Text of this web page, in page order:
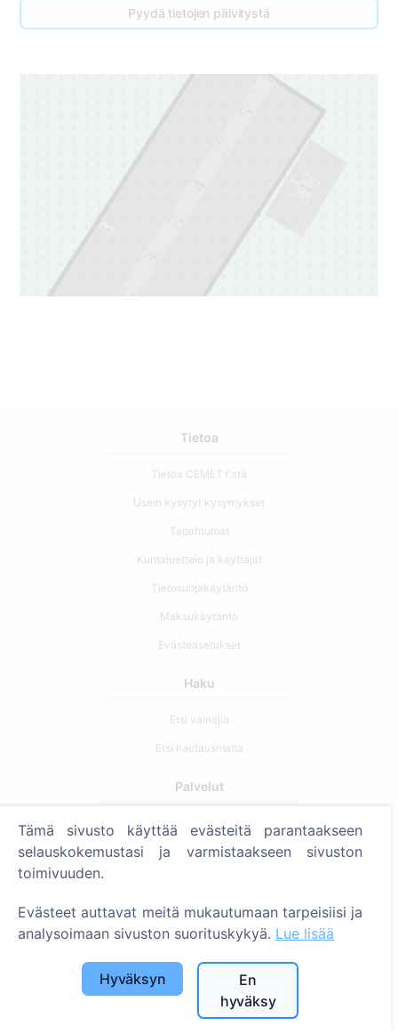
Pyydä tietojen päivitystä
3
Tietoa
Tietoa CEMETY:stä
Usein kysytyt kysymykset
Tapahtumat
Kuntaluettelo ja käyttäjät
Tietosuojakäytäntö
Maksukäytäntö
Evästeasetukset
Haku
Etsi vainajia
Etsi hautausmaita
Palvelut
Yhteystiedot
SIA "CEMETY", LV40103618951
info@cemety.lv
Toimimme koko Suomessa!
Tämä sivusto käyttää evästeitä parantaakseen
selauskokemustasi ja varmistaakseen sivuston
toimivuuden.
Evästeet auttavat meitä mukautumaan tarpeisiisi ja
analysoimaan sivuston suorituskykyä. Lue lisää
Hyväksyn
En
hyväksy